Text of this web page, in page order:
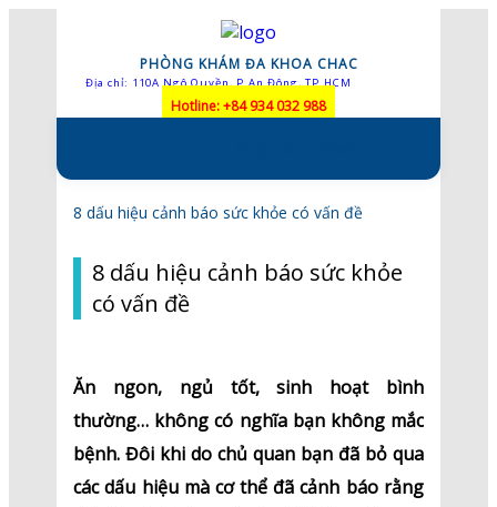
PHÒNG KHÁM ĐA KHOA CHAC
Địa chỉ: 110A Ngô Quyền, P.An Đông, TP.HCM
Hotline: +84 934 032 988
8 dấu hiệu cảnh báo sức khỏe có vấn đề
8 dấu hiệu cảnh báo sức khỏe
có vấn đề
Ăn ngon, ngủ tốt, sinh hoạt bình
thường… không có nghĩa bạn không mắc
bệnh. Đôi khi do chủ quan bạn đã bỏ qua
các dấu hiệu mà cơ thể đã cảnh báo rằng